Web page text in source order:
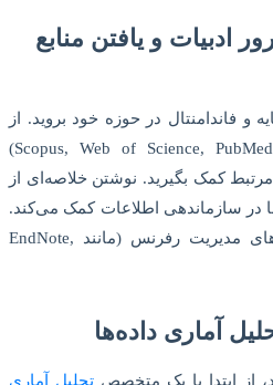
ادبیات و یافتن منابع
و فاندامنتال در حوزه خود بروید. از
پایگاه‌های داده معتبر (مانند Scopus, Web of Science, PubMed)
مرتبط کمک بگیرید. نوشتن خلاصه‌ای از
در سازماندهی اطلاعات کمک می‌کند.
همچنین، استفاده از نرم‌افزارهای مدیریت رفرنس (مانند EndNote,
از ابتدا با یک متخصص تحلیل آماری